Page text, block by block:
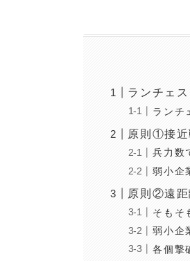
ランチェ
ランチ
原則①接
兵力数
弱小企
原則②遠
そもそ
弱小企
各個撃